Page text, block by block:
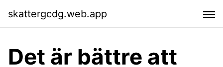
skattergcdg.web.app
Det är bättre att